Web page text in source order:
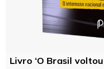
Livro ‘O Brasil